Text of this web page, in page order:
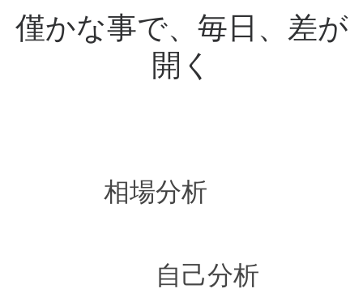
僅かな事で、毎日、差が
開く
相場分析
自己分析